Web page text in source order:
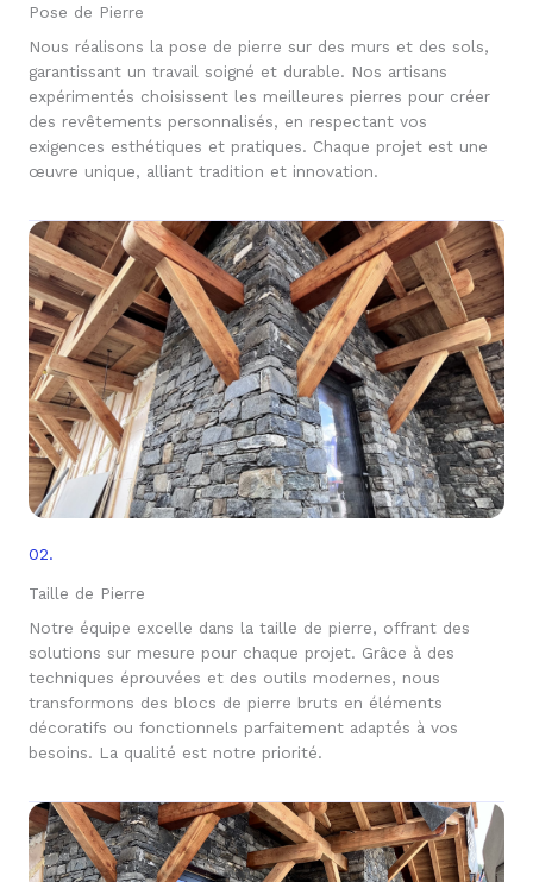
Pose de Pierre
Nous réalisons la pose de pierre sur des murs et des sols,
garantissant un travail soigné et durable. Nos artisans
expérimentés choisissent les meilleures pierres pour créer
des revêtements personnalisés, en respectant vos
exigences esthétiques et pratiques. Chaque projet est une
œuvre unique, alliant tradition et innovation.
02.
Taille de Pierre
Notre équipe excelle dans la taille de pierre, offrant des
solutions sur mesure pour chaque projet. Grâce à des
techniques éprouvées et des outils modernes, nous
transformons des blocs de pierre bruts en éléments
décoratifs ou fonctionnels parfaitement adaptés à vos
besoins. La qualité est notre priorité.